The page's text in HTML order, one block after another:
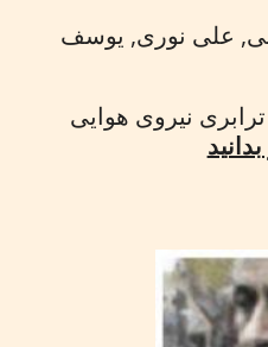
علی نوری, يوسف